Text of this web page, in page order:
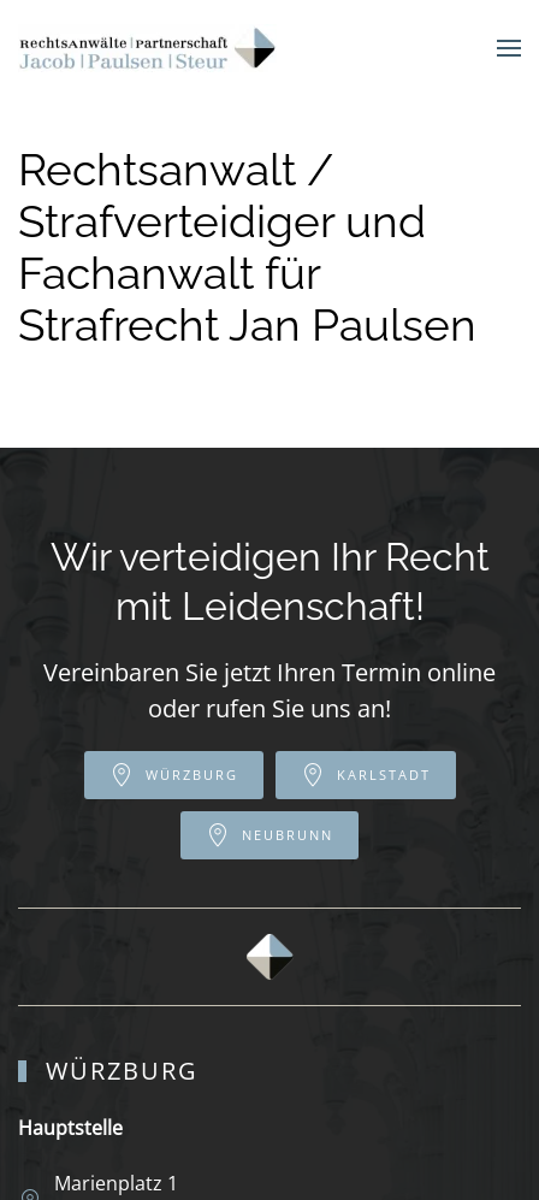
Skip to main content
Rechtsanwalt /
Strafverteidiger und
Fachanwalt für
Strafrecht Jan Paulsen
Wir verteidigen Ihr Recht
mit Leidenschaft!
Vereinbaren Sie jetzt Ihren Termin online
oder rufen Sie uns an!
WÜRZBURG KARLSTADT
NEUBRUNN
WÜRZBURG
Hauptstelle
Marienplatz 1